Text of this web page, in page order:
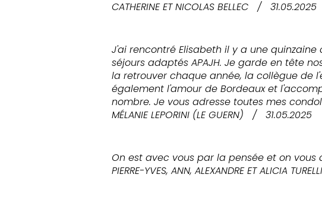
CATHERINE ET NICOLAS BELLEC
/ 31.05.2025
J'ai rencontré Elisabeth il y a une
séjours adaptés APAJH. Je garde en tête
la retrouver chaque année, la collègue de
également l'amour de Bordeaux et
nombre. Je vous adresse toutes mes
MÉLANIE LEPORINI (LE GUERN)
/ 31.05.2025
On est avec vous par la pensée et on
PIERRE-YVES, ANN, ALEXANDRE ET ALICIA